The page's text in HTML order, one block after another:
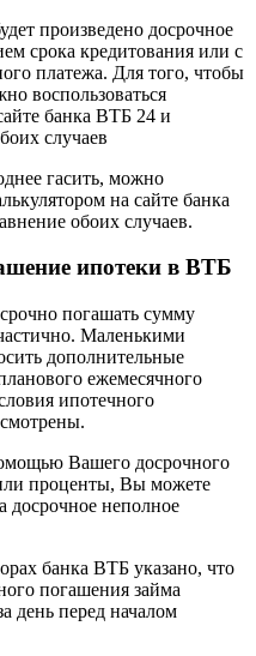
произведено досрочное
срока кредитования или с
платежа. Для того, чтобы
воспользоваться
банка ВТБ 24 и
случаев
гасить, можно
на сайте банка
обоих случаев.
ипотеки в ВТБ
погашать сумму
Маленькими
дополнительные
ежемесячного
ипотечного
Вашего досрочного
проценты, Вы можете
досрочное неполное
банка ВТБ указано, что
погашения займа
день перед началом